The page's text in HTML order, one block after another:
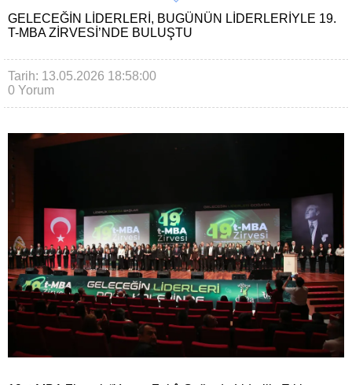
GELECEĞIN LIDERLERI, BUGÜNÜN LIDERLERIYLE 19.
T-MBA ZIRVESI’NDE BULUŞTU
Tarih: 13.05.2026 18:58:00
0 Yorum